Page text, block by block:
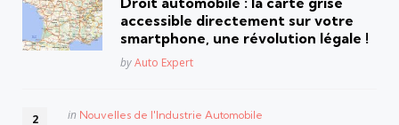
accessible directement sur votre
smartphone, une révolution légale !
Posted
byAuto Expert
Posted
in Nouvelles de l'Industrie Automobile